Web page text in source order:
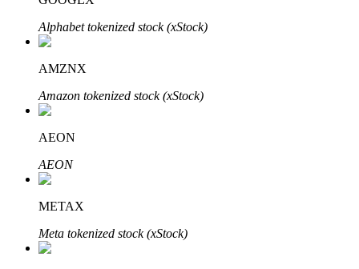
Auto Invest
Grijp langetermijnwinst en flexibele belangen
Alphabet tokenized stock (xStock)
AMZNX
Amazon tokenized stock (xStock)
AEON
AEON
METAX
Meta tokenized stock (xStock)